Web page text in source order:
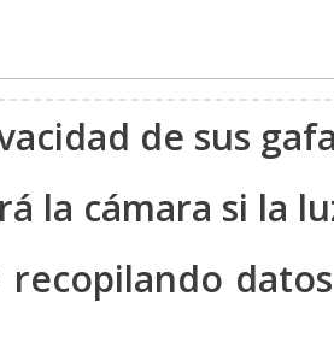
de sus
la cámara si la